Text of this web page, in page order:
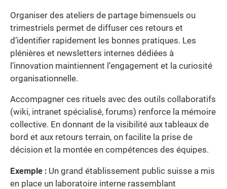
Organiser des ateliers de partage bimensuels ou
trimestriels permet de diffuser ces retours et
d’identifier rapidement les bonnes pratiques. Les
plénières et newsletters internes dédiées à
l’innovation maintiennent l’engagement et la curiosité
organisationnelle.
Accompagner ces rituels avec des outils collaboratifs
(wiki, intranet spécialisé, forums) renforce la mémoire
collective. En donnant de la visibilité aux tableaux de
bord et aux retours terrain, on facilite la prise de
décision et la montée en compétences des équipes.
Exemple : Un grand établissement public suisse a mis
en place un laboratoire interne rassemblant